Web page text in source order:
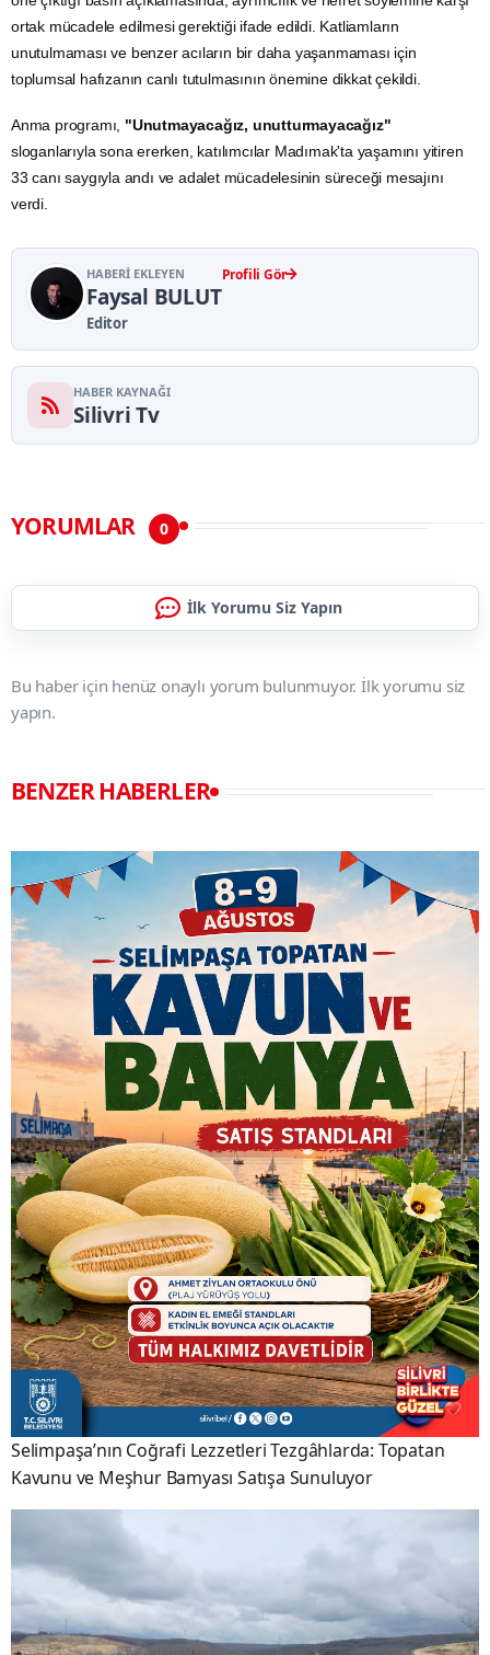
ortak mücadele edilmesi gerektiği ifade edildi. Katliamların
unutulmaması ve benzer acıların bir daha yaşanmaması için
toplumsal hafızanın canlı tutulmasının önemine dikkat çekildi.
Anma programı, "Unutmayacağız, unutturmayacağız"
sloganlarıyla sona ererken, katılımcılar Madımak'ta yaşamını yitiren
33 canı saygıyla andı ve adalet mücadelesinin süreceği mesajını
verdi.
HABERI EKLEYEN
Faysal BULUT
Editor
Profili Gör
HABER KAYNAĞI
Silivri Tv
YORUMLAR 0
İlk Yorumu Siz Yapın
Bu haber için henüz onaylı yorum bulunmuyor. İlk yorumu siz
yapın.
BENZER HABERLER
Selimpaşa’nın Coğrafi Lezzetleri Tezgâhlarda: Topatan
Kavunu ve Meşhur Bamyası Satışa Sunuluyor